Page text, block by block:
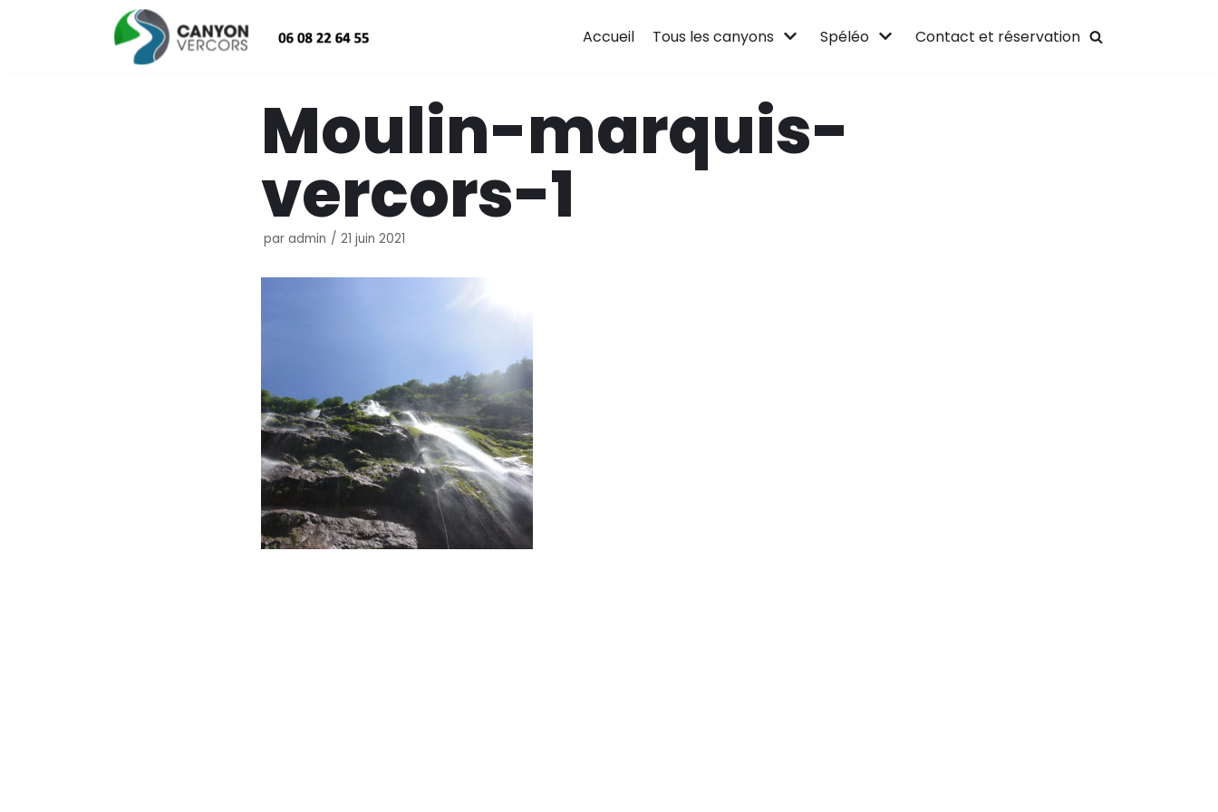
Accueil Tous les canyons Spéléo Contact et réservation
Moulin-marquis-
vercors-1
par admin 21 juin 2021